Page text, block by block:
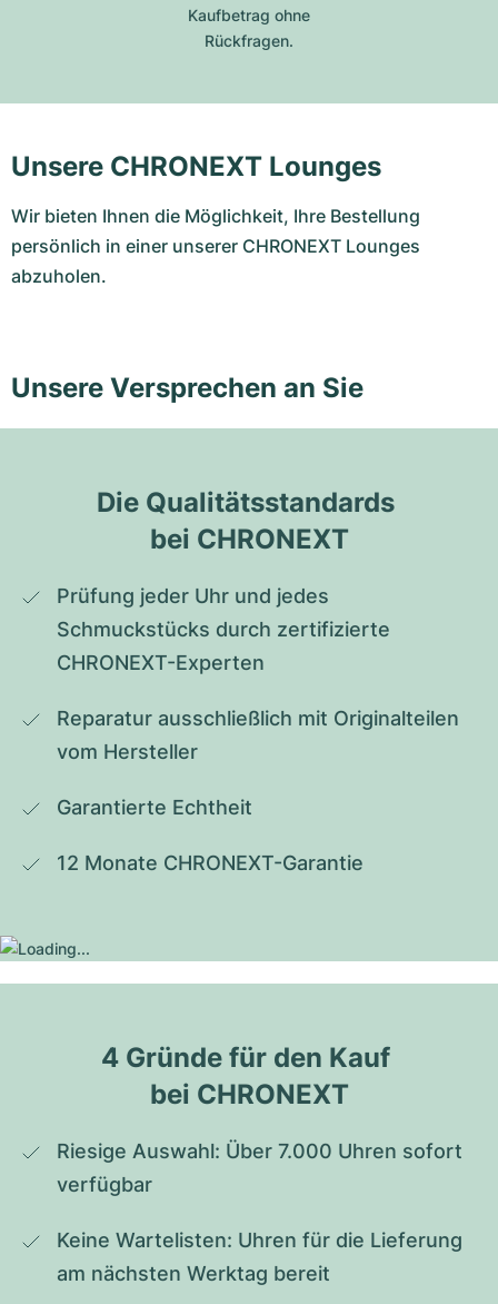
Kaufbetrag ohne
Rückfragen.
Unsere CHRONEXT Lounges
Wir bieten Ihnen die Möglichkeit, Ihre Bestellung
persönlich in einer unserer CHRONEXT Lounges
abzuholen.
Unsere Versprechen an Sie
Die Qualitätsstandards
bei CHRONEXT
Prüfung jeder Uhr und jedes
Schmuckstücks durch zertifizierte
CHRONEXT-Experten
Reparatur ausschließlich mit Originalteilen
vom Hersteller
Garantierte Echtheit
12 Monate CHRONEXT-Garantie
4 Gründe für den Kauf
bei CHRONEXT
Riesige Auswahl: Über 7.000 Uhren sofort
verfügbar
Keine Wartelisten: Uhren für die Lieferung
am nächsten Werktag bereit